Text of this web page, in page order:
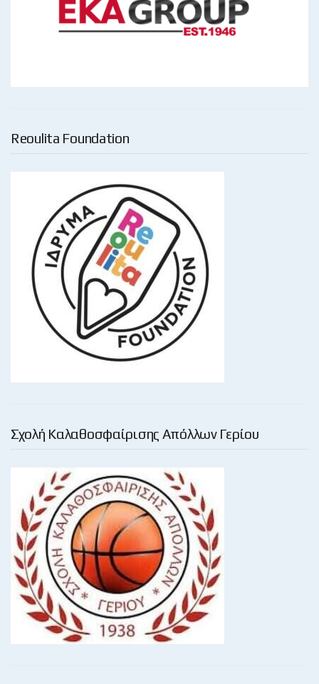
Reoulita Foundation
Σχολή Καλαθοσφαίρισης Απόλλων Γερίου